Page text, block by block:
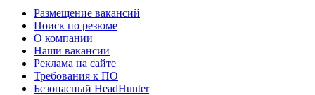
Размещение вакансий
Поиск по резюме
О компании
Наши вакансии
Реклама на сайте
Требования к ПО
Безопасный HeadHunter